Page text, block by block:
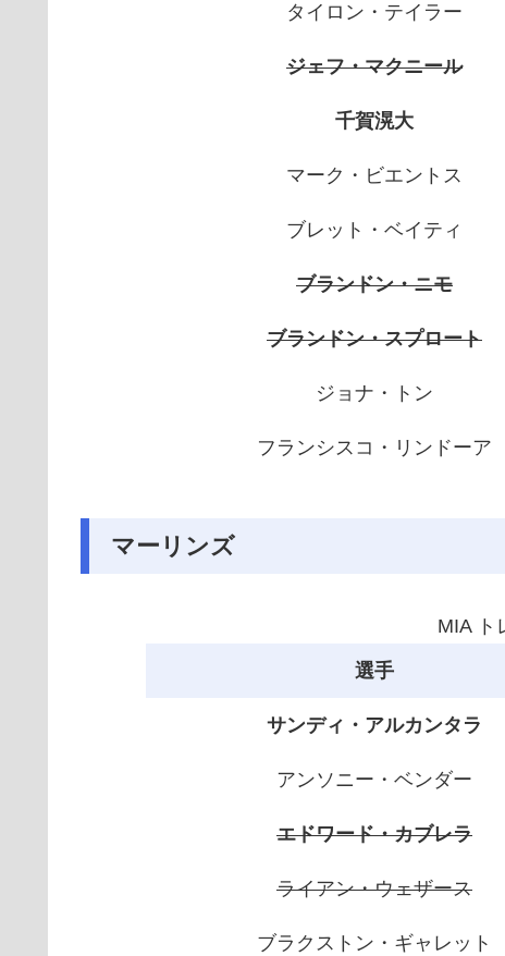
タイロン・テイラー
ジェフ・マクニール
千賀滉大
マーク・ビエントス
ブレット・ベイティ
ブランドン・ニモ
ブランドン・スプロート
ジョナ・トン
フランシスコ・リンドーア
マーリンズ
MIA ト
選手
サンディ・アルカンタラ
アンソニー・ベンダー
エドワード・カブレラ
ライアン・ウェザース
ブラクストン・ギャレット